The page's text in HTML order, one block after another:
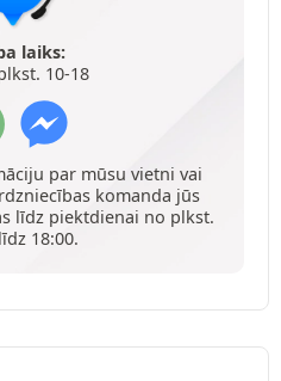
laiks:
10-18
par mūsu vietni vai
komanda jūs
līdz piektdienai no plkst.
18:00.